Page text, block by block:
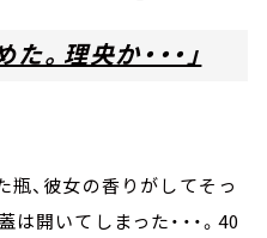
。理央か・・・」
瓶、彼女の香りがしてそっ
開いてしまった・・・。40